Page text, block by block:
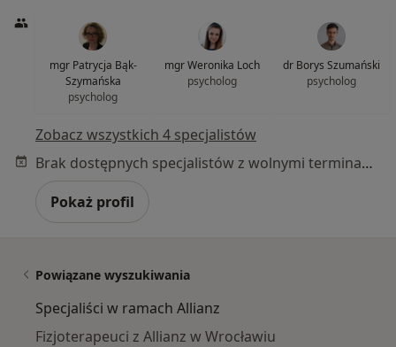
mgr Patrycja Bąk-
Szymańska
psycholog
mgr Weronika Loch
psycholog
dr Borys Szumański
psycholog
Zobacz wszystkich 4 specjalistów
Brak dostępnych specjalistów z wolnymi terminami w tym centrum medycznym.
Pokaż profil
Powiązane wyszukiwania
Specjaliści w ramach Allianz
Fizjoterapeuci z Allianz w Wrocławiu